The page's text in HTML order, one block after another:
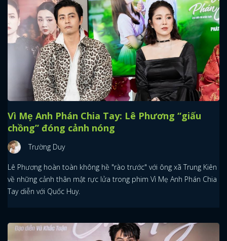
Vì Mẹ Anh Phán Chia Tay: Lê Phương “giấu
chồng” đóng cảnh nóng
Trường Duy
Lê Phương hoàn toàn không hề "rào trước" với ông xã Trung Kiên
về những cảnh thân mật rực lửa trong phim Vì Mẹ Anh Phán Chia
Tay diễn với Quốc Huy.